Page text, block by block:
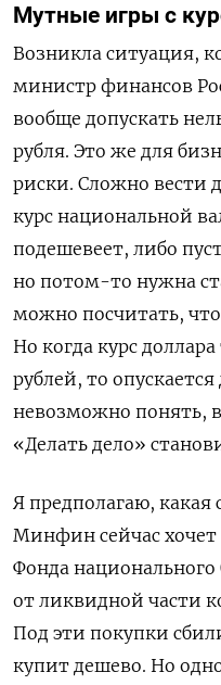
Мутные игры с
Возникла ситуация,
министр финансов
вообще допускать
рубля. Это же для
риски. Сложно вести
курс национальной
подешевеет, либо
но потом-то нужна
можно посчитать,
Но когда курс
рублей, то
невозможно понять,
«Делать дело»
Я предполагаю, какая
Минфин сейчас
Фонда национального
от ликвидной части
Под эти покупки
купит дешево. Но